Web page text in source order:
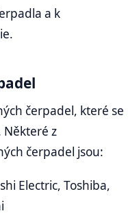
a k
čerpadel, které se
z
čerpadel jsou:
Electric, Toshiba,